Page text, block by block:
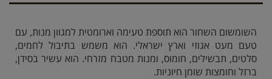
השומשום השחור הוא תוספת טעימה וארומטית למגוון מנות, עם
טעם מעט אגוזי וארץ ישראלי. הוא משמש בתיבול לחמים,
סלטים, תבשילים, חומוס, ומנות מטבח מזרחי. הוא עשיר בסידן,
ברזל וחומצות שומן חיוניות.